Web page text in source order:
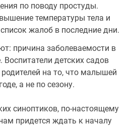
по поводу простуды.
температуры тела и
жалоб в последние дни.
причина заболеваемости в
Воспитатели детских садов
на то, что малышей
а не по сезону.
синоптиков, по-настоящему
придется ждать к началу